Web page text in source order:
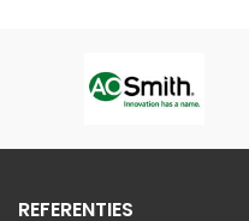
REFERENTIES